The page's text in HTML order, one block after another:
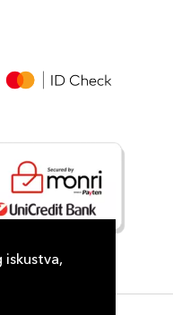
iskustva,